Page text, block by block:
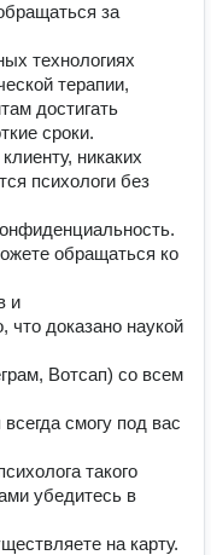
за
технологиях
терапии,
достигать
сроки.
никаких
психологи без
обращаться ко
и
что доказано наукой
Вотсап) со всем
смогу под вас
такого
убедитесь в
на карту.